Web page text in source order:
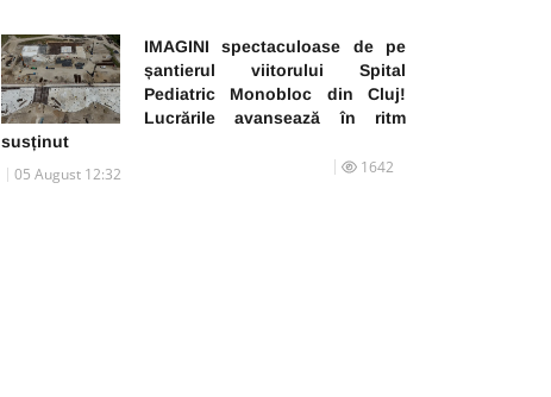
IMAGINI spectaculoase de pe
șantierul viitorului Spital
Pediatric Monobloc din Cluj!
Lucrările avansează în ritm
susținut
05 August 12:32 1642